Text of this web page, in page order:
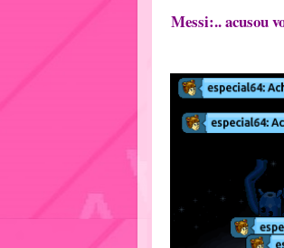
Messi:.. acusou